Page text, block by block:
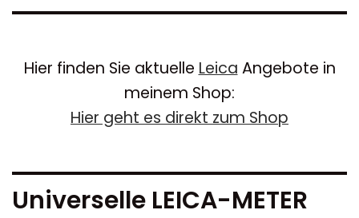
Hier finden Sie aktuelle Leica Angebote in
meinem Shop:
Hier geht es direkt zum Shop
Universelle LEICA-METER